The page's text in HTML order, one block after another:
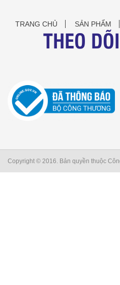
TRANG CHỦ SẢN PHẨM
THEO
Copyright © 2016. Bản quyền thuộc